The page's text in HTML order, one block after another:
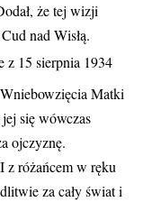
że tej wizji
nad Wisłą.
z 15 sierpnia 1934
Matki
się wówczas
ojczyznę.
z różańcem w ręku
za cały świat i